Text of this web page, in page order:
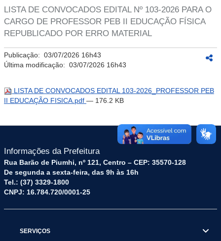
LISTA DE CONVOCADOS EDITAL Nº 103-2026 PARA O
CARGO DE PROFESSOR PEB II EDUCAÇÃO FÍSICA
REPUBLICADO POR ERRO MATERIAL
Publicação: 03/07/2026 16h43
Última modificação: 03/07/2026 16h43
LISTA DE CONVOCADOS EDITAL 103-2026_PROFESSOR PEB
II EDUCAÇÃO FISICA.pdf — 176.2 KB
Informações da Prefeitura
Rua Barão de Piumhi, nº 121, Centro – CEP: 35570-128
De segunda a sexta-feira, das 9h às 16h
Tel.: (37) 3329-1800
CNPJ: 16.784.720/0001-25
SERVIÇOS